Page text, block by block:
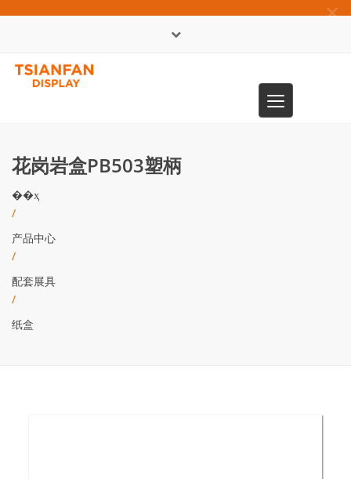
×
Toggle
navigation
花岗岩盒PB503塑柄
��ҳ
/
产品中心
/
配套展具
/
纸盒